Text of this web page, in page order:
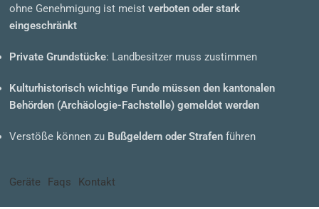
ohne Genehmigung ist meistverboten oder stark
eingeschränkt
Private Grundstücke: Landbesitzer muss zustimmen
Kulturhistorisch wichtige Funde müssen den kantonalen
Behörden (Archäologie-Fachstelle) gemeldet werden
Verstöße können zu Bußgeldern oder Strafen führen
Geräte Faqs Kontakt